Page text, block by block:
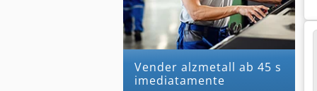
Vender alzmetall ab 45 s
imediatamente